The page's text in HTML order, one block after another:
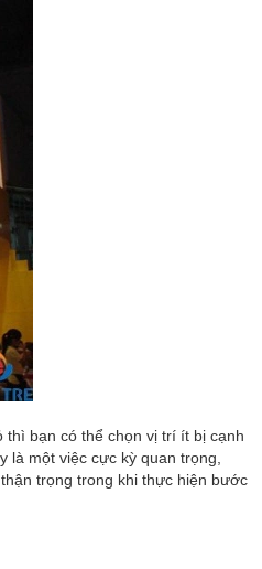
thì bạn có thể chọn vị trí ít bị cạnh
một việc cực kỳ quan trọng,
trọng trong khi thực hiện bước